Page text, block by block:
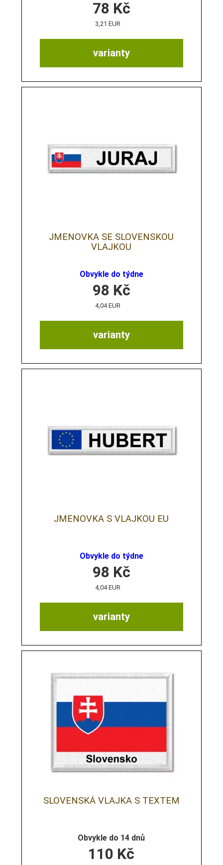
varianty
78 Kč
3,21 EUR
JMENOVKA SE SLOVENSKOU
VLAJKOU
Obvykle do týdne
varianty
98 Kč
4,04 EUR
JMENOVKA S VLAJKOU EU
Obvykle do týdne
varianty
98 Kč
4,04 EUR
SLOVENSKÁ VLAJKA S TEXTEM
Obvykle do 14 dnů
110 Kč